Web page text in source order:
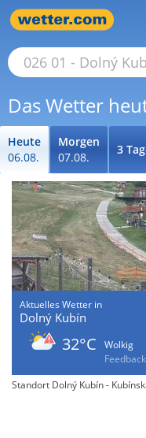
Das Wetter
Heute
06.08.
Morgen
07.08.
3
Aktuelles Wetter in
Dolný Kubín
32°C
Wolkig
Standort Dolný Kubín -